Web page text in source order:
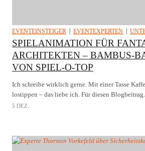
EVENTEINSTEIGER EVENTEXPERTEN
SPIELANIMATION FÜR
ARCHITEKTEN – BAMBUS-
VON SPIEL-O-TOP
Ich schreibe wirklich gerne. Mit einer Tasse
lostippen – das liebe ich. Für diesen
5 DEZ.